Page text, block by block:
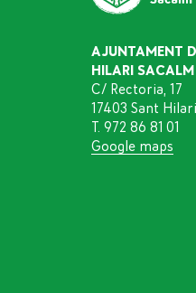
AJUNTAMENT
HILARI SACALM
C/ Rectoria, 17
17403 Sant
T. 972 86 81 01
Google maps